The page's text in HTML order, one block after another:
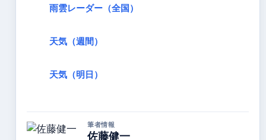
雨雲レーダー（全国）
天気（週間）
天気（明日）
筆者情報
佐藤健一